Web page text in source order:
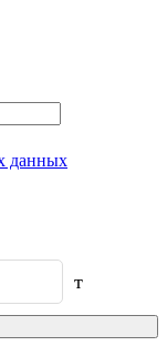
данных
т